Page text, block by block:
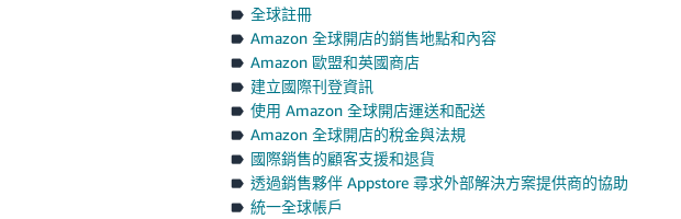
全球註冊
Amazon 全球開店的銷售地點和內容
Amazon 歐盟和英國商店
建立國際刊登資訊
使用 Amazon 全球開店運送和配送
Amazon 全球開店的稅金與法規
國際銷售的顧客支援和退貨
透過銷售夥伴 Appstore 尋求外部解決方案提供商的協助
統一全球帳戶